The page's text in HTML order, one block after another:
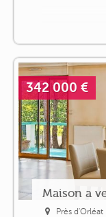
342 000 €
Maison a
Près d'Orléat